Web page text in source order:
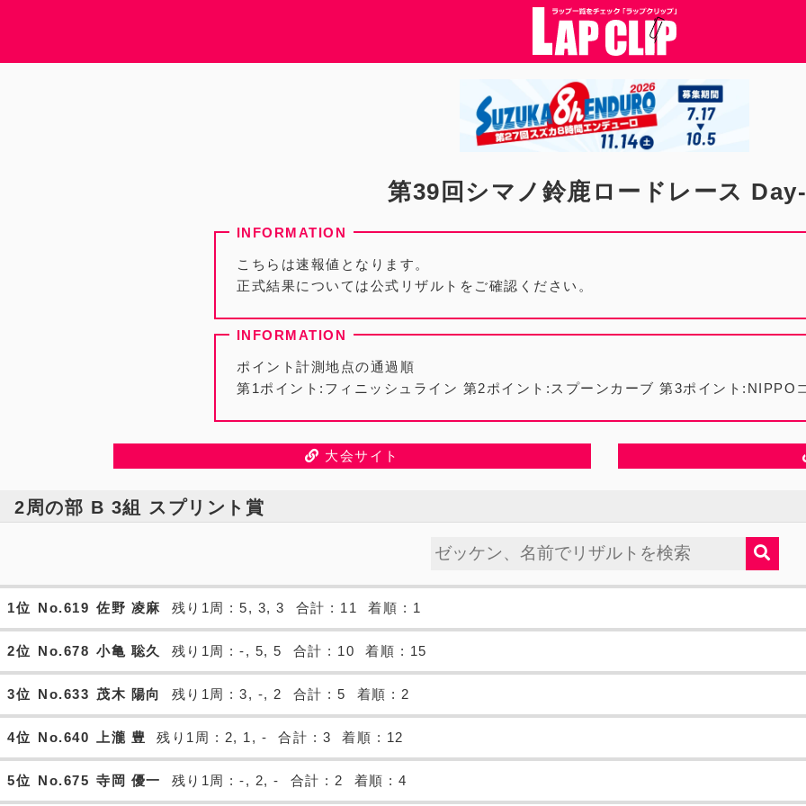
第39回シマノ鈴鹿ロードレース
こちらは速報値となります。
正式結果については公式リザルトをご確認ください。
ポイント計測地点の通過順
第1ポイント:フィニッシュライン 第2ポイント:スプーンカーブ 第3ポイント:NIPPO
大会サイト
2周の部 B 3組 スプリント賞
1位 No.619 佐野 凌麻 残り1周 : 5, 3, 3 合計 : 11 着順 : 1
2位 No.678 小亀 聡久 残り1周 : -, 5, 5 合計 : 10 着順 : 15
3位 No.633 茂木 陽向 残り1周 : 3, -, 2 合計 : 5 着順 : 2
4位 No.640 上瀧 豊 残り1周 : 2, 1, - 合計 : 3 着順 : 12
5位 No.675 寺岡 優一 残り1周 : -, 2, - 合計 : 2 着順 : 4